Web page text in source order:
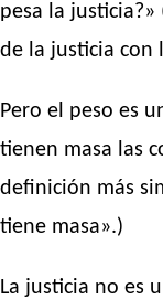
pesa la
de la justicia con
Pero el peso es
tienen masa las
definición más
tiene masa».)
La justicia no es